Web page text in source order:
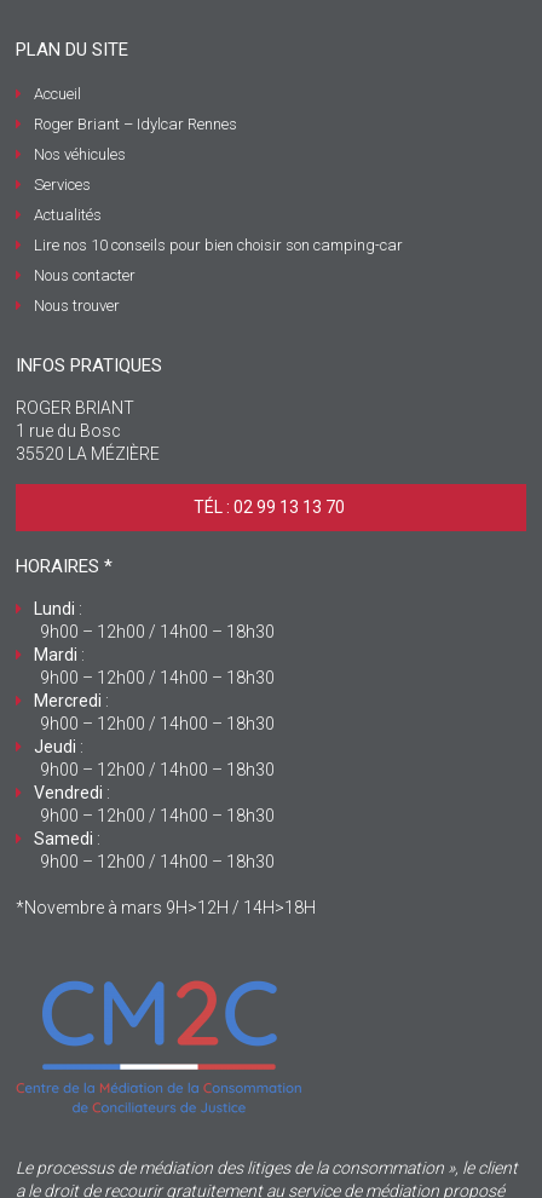
PLAN DU SITE
Accueil
Roger Briant – Idylcar Rennes
Nos véhicules
Services
Actualités
Lire nos 10 conseils pour bien choisir son camping-car
Nous contacter
Nous trouver
INFOS PRATIQUES
ROGER BRIANT
1 rue du Bosc
35520 LA MÉZIÈRE
TÉL : 02 99 13 13 70 ‎
HORAIRES *
Lundi :
9h00 – 12h00 / 14h00 – 18h30
Mardi :
9h00 – 12h00 / 14h00 – 18h30
Mercredi :
9h00 – 12h00 / 14h00 – 18h30
Jeudi :
9h00 – 12h00 / 14h00 – 18h30
Vendredi :
9h00 – 12h00 / 14h00 – 18h30
Samedi :
9h00 – 12h00 / 14h00 – 18h30
*Novembre à mars 9H>12H / 14H>18H
Le processus de médiation des litiges de la consommation », le client
a le droit de recourir gratuitement au service de médiation proposé